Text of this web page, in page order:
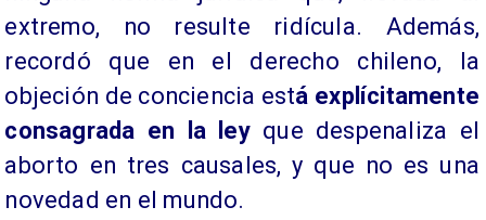
extremo, no resulte ridícula. Además,
recordó que en el derecho chileno, la
objeción de conciencia está explícitamente
consagrada en la ley que despenaliza el
aborto en tres causales, y que no es una
novedad en el mundo.